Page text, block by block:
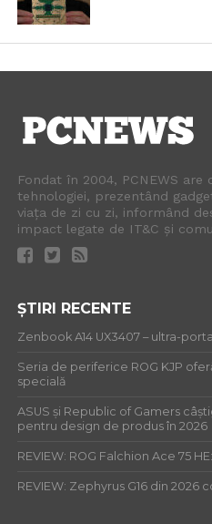
Fondat în 2004, PCNEWS
tehnologiei, prezentând
viața de zi cu zi, informând
impact legate de IT&C și
ȘTIRI RECENTE
Zenbook A14 UX3407 – ultra-
Seria de periferice ROG KJP
specială
ASUS și Republic of Gamers
pentru design de produs în 2026
REVIEW: ROG Falchion Ace 75
REVIEW: Zephyrus G16 din